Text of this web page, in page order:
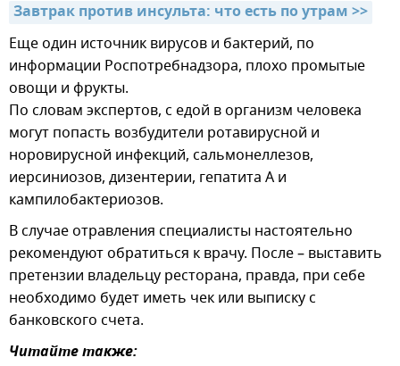
Завтрак против инсульта: что есть по утрам >>
Еще один источник вирусов и бактерий, по
информации Роспотребнадзора, плохо промытые
овощи и фрукты.
По словам экспертов, с едой в организм человека
могут попасть возбудители ротавирусной и
норовирусной инфекций, сальмонеллезов,
иерсиниозов, дизентерии, гепатита А и
кампилобактериозов.
В случае отравления специалисты настоятельно
рекомендуют обратиться к врачу. После – выставить
претензии владельцу ресторана, правда, при себе
необходимо будет иметь чек или выписку с
банковского счета.
Читайте также: